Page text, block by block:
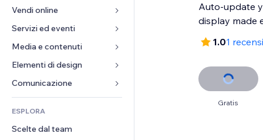
Inserzioni
Mobile
Dati analitici
Inserzioni sito
Email
Vendi online
App per Stores
Spedizione e consegna
Tasti Vendi
Amministrazione
Buoni e programmi fedeltà
Servizi ed eventi
Hotel
Eventi
Ristoranti
Immobiliare
Prenotazioni
Media e contenuti
Galleria
Musica
Podcast
Fotografia
Video
Elementi di design
Mappe e navigazione
Privacy e sicurezza
Orologio
Template per pagine
Moduli
Sondaggi
ESPLORA
Scelte dal team
Auto-update
display made
1.01
Gratis